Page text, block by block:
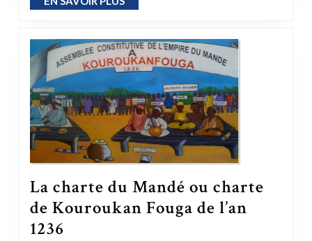
La charte du Mandé ou charte
de Kouroukan Fouga de l’an
1236